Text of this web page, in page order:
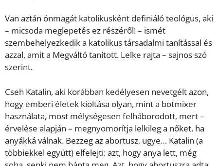
Van aztán önmagát katolikusként definiáló teológus, aki
– micsoda meglepetés ez részéről! – ismét
szembehelyezkedik a katolikus társadalmi tanítással és
azzal, amit a Megváltó tanított. Lelke rajta – sajnos szó
szerint.
Cseh Katalin, aki korábban kedélyesen nevetgélt azon,
hogy emberi életek kioltása olyan, mint a botmixer
használata, most mélységesen felháborodott, mert –
érvelése alapján – megnyomorítja lelkileg a nőket, ha
anyákká válnak. Bezzeg az abortusz, ugye… Katalin (a
többiekkel együtt) elfelejti: azt, hogy anya lett, még